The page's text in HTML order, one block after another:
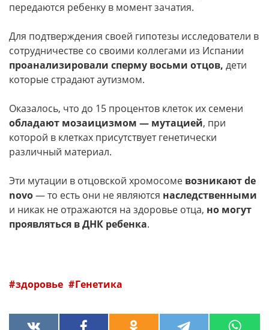
передаются ребенку в момент зачатия.
Для подтверждения своей гипотезы исследователи в
сотрудничестве со своими коллегами из Испании
проанализировали сперму восьми отцов, дети
которые страдают аутизмом.
Оказалось, что до 15 процентов клеток их семени
обладают мозаицизмом — мутацией, при
которой в клетках присутствует генетически
различный материал.
Эти мутации в отцовской хромосоме возникают de
novo— то есть они не являются наследственными
и никак не отражаются на здоровье отца, но могут
проявляться в ДНК ребенка.
здоровье Генетика